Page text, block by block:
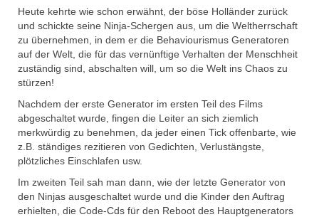
Datenschutz
Impressum
Downloads
Heute kehrte wie schon erwähnt, der böse Holländer zurück
und schickte seine Ninja-Schergen aus, um die Weltherrschaft
zu übernehmen, in dem er die Behaviourismus Generatoren
auf der Welt, die für das vernünftige Verhalten der Menschheit
zuständig sind, abschalten will, um so die Welt ins Chaos zu
stürzen!
Nachdem der erste Generator im ersten Teil des Films
abgeschaltet wurde, fingen die Leiter an sich ziemlich
merkwürdig zu benehmen, da jeder einen Tick offenbarte, wie
z.B. ständiges rezitieren von Gedichten, Verlustängste,
plötzliches Einschlafen usw.
Im zweiten Teil sah man dann, wie der letzte Generator von
den Ninjas ausgeschaltet wurde und die Kinder den Auftrag
erhielten, die Code-Cds für den Reboot des Hauptgenerators